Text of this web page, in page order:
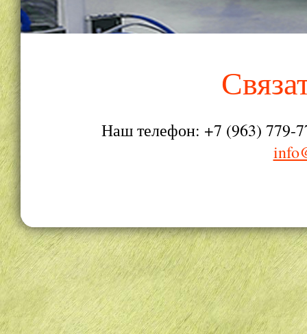
Наш телефон: +7 (963) 779-